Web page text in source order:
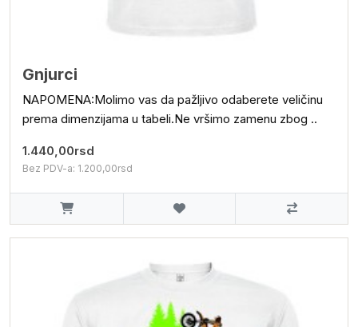
Gnjurci
NAPOMENA:Molimo vas da pažljivo odaberete veličinu
prema dimenzijama u tabeli.Ne vršimo zamenu zbog ..
1.440,00rsd
Bez PDV-a: 1.200,00rsd